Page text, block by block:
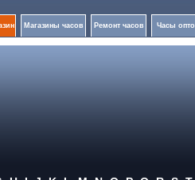
Магазины часов Ремонт часов Часы